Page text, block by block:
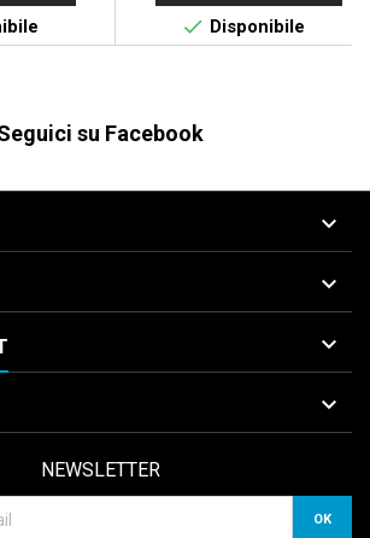
 Disponibile
su Facebook




NEWSLETTER